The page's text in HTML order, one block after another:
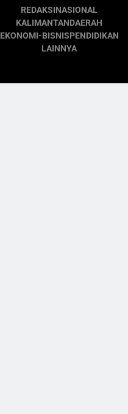
REDAKSINASIONAL
KALIMANTANDAERAH
EKONOMI-BISNISPENDIDIKAN
LAINNYA